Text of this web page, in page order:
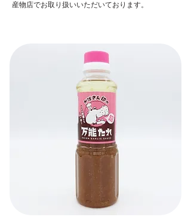
産物店でお取り扱いいただいております。